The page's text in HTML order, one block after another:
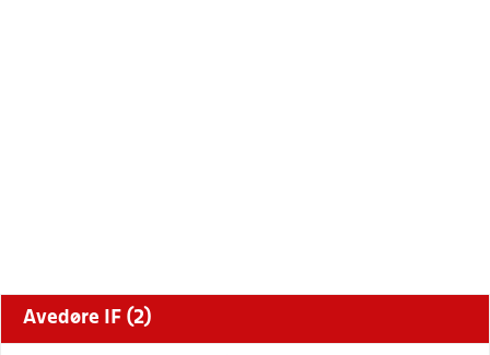
Avedøre IF (2)